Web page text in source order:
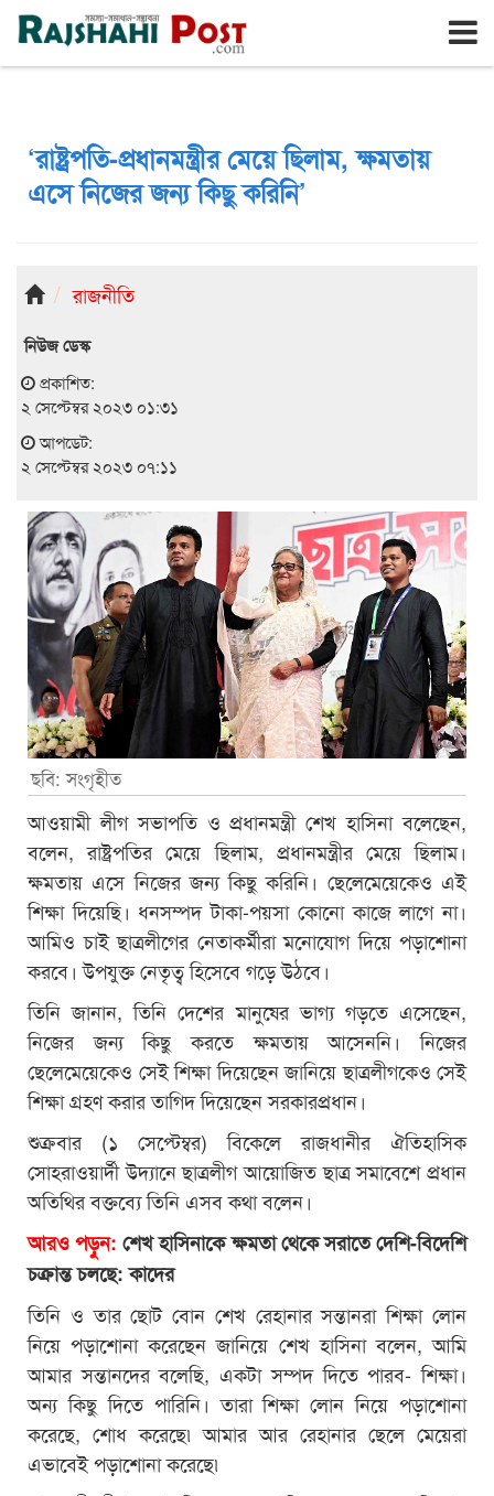
রাজশাহী রবিবার, ৯ই আগস্ট ২০২৬, ২৬শে শ্রাবণ ১৪৩৩
‘রাষ্ট্রপতি-প্রধানমন্ত্রীর মেয়ে ছিলাম, ক্ষমতায়
এসে নিজের জন্য কিছু করিনি’
রাজনীতি
নিউজ ডেস্ক
প্রকাশিত:
২ সেপ্টেম্বর ২০২৩ ০১:৩১
আপডেট:
২ সেপ্টেম্বর ২০২৩ ০৭:১১
ছবি: সংগৃহীত
আওয়ামী লীগ সভাপতি ও প্রধানমন্ত্রী শেখ হাসিনা বলেছেন,
বলেন, রাষ্ট্রপতির মেয়ে ছিলাম, প্রধানমন্ত্রীর মেয়ে ছিলাম।
ক্ষমতায় এসে নিজের জন্য কিছু করিনি। ছেলেমেয়েকেও এই
শিক্ষা দিয়েছি। ধনসম্পদ টাকা-পয়সা কোনো কাজে লাগে না।
আমিও চাই ছাত্রলীগের নেতাকর্মীরা মনোযোগ দিয়ে পড়াশোনা
করবে। উপযুক্ত নেতৃত্ব হিসেবে গড়ে উঠবে।
তিনি জানান, তিনি দেশের মানুষের ভাগ্য গড়তে এসেছেন,
নিজের জন্য কিছু করতে ক্ষমতায় আসেননি। নিজের
ছেলেমেয়েকেও সেই শিক্ষা দিয়েছেন জানিয়ে ছাত্রলীগকেও সেই
শিক্ষা গ্রহণ করার তাগিদ দিয়েছেন সরকারপ্রধান।
শুক্রবার (১ সেপ্টেম্বর) বিকেলে রাজধানীর ঐতিহাসিক
সোহরাওয়ার্দী উদ্যানে ছাত্রলীগ আয়োজিত ছাত্র সমাবেশে প্রধান
অতিথির বক্তব্যে তিনি এসব কথা বলেন।
আরও পড়ুন: শেখ হাসিনাকে ক্ষমতা থেকে সরাতে দেশি-বিদেশি
চক্রান্ত চলছে: কাদের
তিনি ও তার ছোট বোন শেখ রেহানার সন্তানরা শিক্ষা লোন
নিয়ে পড়াশোনা করেছেন জানিয়ে শেখ হাসিনা বলেন, আমি
আমার সন্তানদের বলেছি, একটা সম্পদ দিতে পারব- শিক্ষা।
অন্য কিছু দিতে পারিনি। তারা শিক্ষা লোন নিয়ে পড়াশোনা
করেছে, শোধ করেছে৷ আমার আর রেহানার ছেলে মেয়েরা
এভাবেই পড়াশোনা করেছে৷